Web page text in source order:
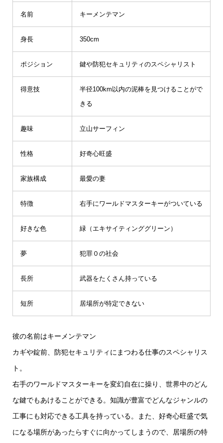
名前 キーメンテマン
身長 350cm
ポジション 鍵や防犯セキュリティのスペシャリスト
得意技
半径100km以内の泥棒を見つけることがで
きる
趣味 立山サーフィン
性格 好奇心旺盛
家族構成 最愛の妻
特徴 右手にワールドマスターキーがついている
好きな色 緑（エキサイティンググリーン）
夢 犯罪０の社会
長所 武器をたくさん持っている
短所 居場所が特定できない
彼の名前はキーメンテマン
カギや錠前、防犯セキュリティにまつわる仕事のスペシャリス
ト。
右手のワールドマスターキーを変幻自在に操り、世界中のどん
な鍵でもあけることができる。知識が豊富でどんなジャンルの
工事にも対応できる工具を持っている。また、好奇心旺盛で気
になる場所があったらすぐに向かってしまうので、居場所の特